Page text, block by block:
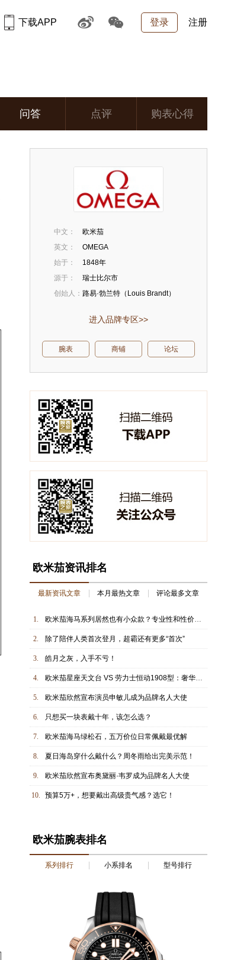
登录 注册
下载APP
问答 点评 购表心得
中文：
欧米茄
英文：
OMEGA
始于：
1848年
源于：
瑞士比尔市
创始人： 路易·勃兰特（Louis Brandt）
进入品牌专区>>
腕表 商铺 论坛
欧米茄资讯排名
最新资讯文章 本月最热文章 评论最多文章
1. 欧米茄海马系列居然也有小众款？专业性和性价比全拉满！
2. 除了陪伴人类首次登月，超霸还有更多“首次”
3. 皓月之灰，入手不亏！
4. 欧米茄星座天文台 VS 劳力士恒动1908型：奢华级正装表对决
5. 欧米茄欣然宣布演员申敏儿成为品牌名人大使
6. 只想买一块表戴十年，该怎么选？
7. 欧米茄海马绿松石，五万价位日常佩戴最优解
8. 夏日海岛穿什么戴什么？周冬雨给出完美示范！
9. 欧米茄欣然宣布奥黛丽·韦罗成为品牌名人大使
10. 预算5万+，想要戴出高级贵气感？选它！
欧米茄腕表排名
系列排行 小系排名 型号排行